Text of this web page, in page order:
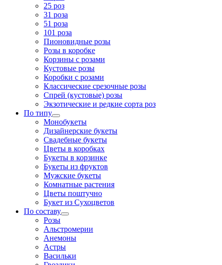
25 роз
31 роза
51 роза
101 роза
Пионовидные розы
Розы в коробке
Корзины с розами
Кустовые розы
Коробки с розами
Классические срезочные розы
Спрей (кустовые) розы
Экзотические и редкие сорта роз
По типу
Монобукеты
Дизайнерские букеты
Свадебные букеты
Цветы в коробках
Букеты в корзинке
Букеты из фруктов
Мужские букеты
Комнатные растения
Цветы поштучно
Букет из Сухоцветов
По составу
Розы
Альстромерии
Анемоны
Астры
Васильки